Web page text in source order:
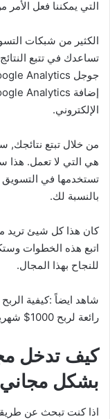
التي يمكننا فعل الأمر
الكثير من شبكات
تساعدك في تتبع
الإلكتروني.
من خلال تبتع
هي التي لا تعمل. هذا
تستخدمها في التسويق
بالنسبة لك.
كان هذا كل شيئ تريد
اتبع هذه الخطوات
للنجاح بهذا المجال.
رائعة لربح 1000$ شهرياً .
كيف تدخل
بشكل
اذا كنت تبحث عن